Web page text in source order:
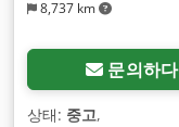
8,737 km
문의하다
상태: 중고,